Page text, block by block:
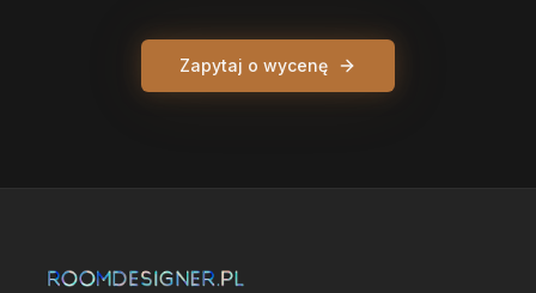
Zapytaj o wycenę